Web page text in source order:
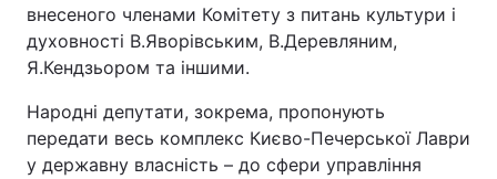
внесеного членами Комітету з питань культури і
духовності В.Яворівським, В.Деревляним,
Я.Кендзьором та іншими.
Народні депутати, зокрема, пропонують
передати весь комплекс Києво-Печерської Лаври
у державну власність – до сфери управління